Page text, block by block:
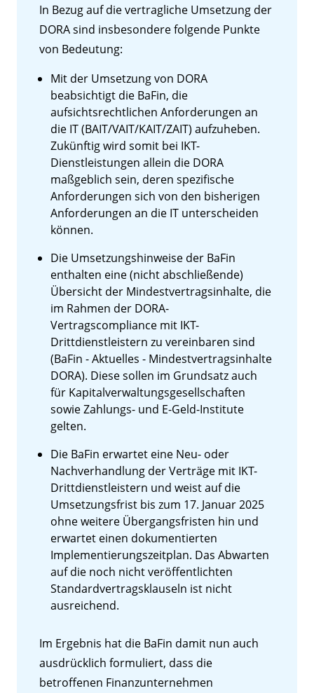
In Bezug auf die vertragliche Umsetzung der
DORA sind insbesondere folgende Punkte
von Bedeutung:
Mit der Umsetzung von DORA
beabsichtigt die BaFin, die
aufsichtsrechtlichen Anforderungen an
die IT (BAIT/VAIT/KAIT/ZAIT) aufzuheben.
Zukünftig wird somit bei IKT-
Dienstleistungen allein die DORA
maßgeblich sein, deren spezifische
Anforderungen sich von den bisherigen
Anforderungen an die IT unterscheiden
können.
Die Umsetzungshinweise der BaFin
enthalten eine (nicht abschließende)
Übersicht der Mindestvertragsinhalte, die
im Rahmen der DORA-
Vertragscompliance mit IKT-
Drittdienstleistern zu vereinbaren sind
(BaFin - Aktuelles - Mindestvertragsinhalte
DORA). Diese sollen im Grundsatz auch
für Kapitalverwaltungsgesellschaften
sowie Zahlungs- und E-Geld-Institute
gelten.
Die BaFin erwartet eine Neu- oder
Nachverhandlung der Verträge mit IKT-
Drittdienstleistern und weist auf die
Umsetzungsfrist bis zum 17. Januar 2025
ohne weitere Übergangsfristen hin und
erwartet einen dokumentierten
Implementierungszeitplan. Das Abwarten
auf die noch nicht veröffentlichten
Standardvertragsklauseln ist nicht
ausreichend.
Im Ergebnis hat die BaFin damit nun auch
ausdrücklich formuliert, dass die
betroffenen Finanzunternehmen